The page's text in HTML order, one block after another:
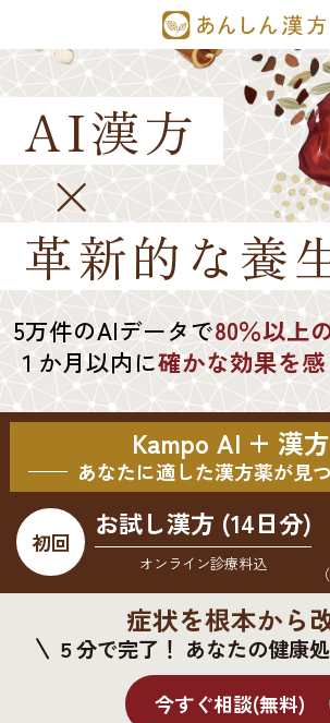
AI漢方
×
革新的な養
5万件のAIデータで80％以上
１か月以内に確かな効果を
Kampo AI + 漢
あなたに適した漢方薬が見
初回
お試し漢方 (14日分)
オンライン診療料込
症状を根本から
５分で完了！ あなたの健康
今すぐ相談(無料)